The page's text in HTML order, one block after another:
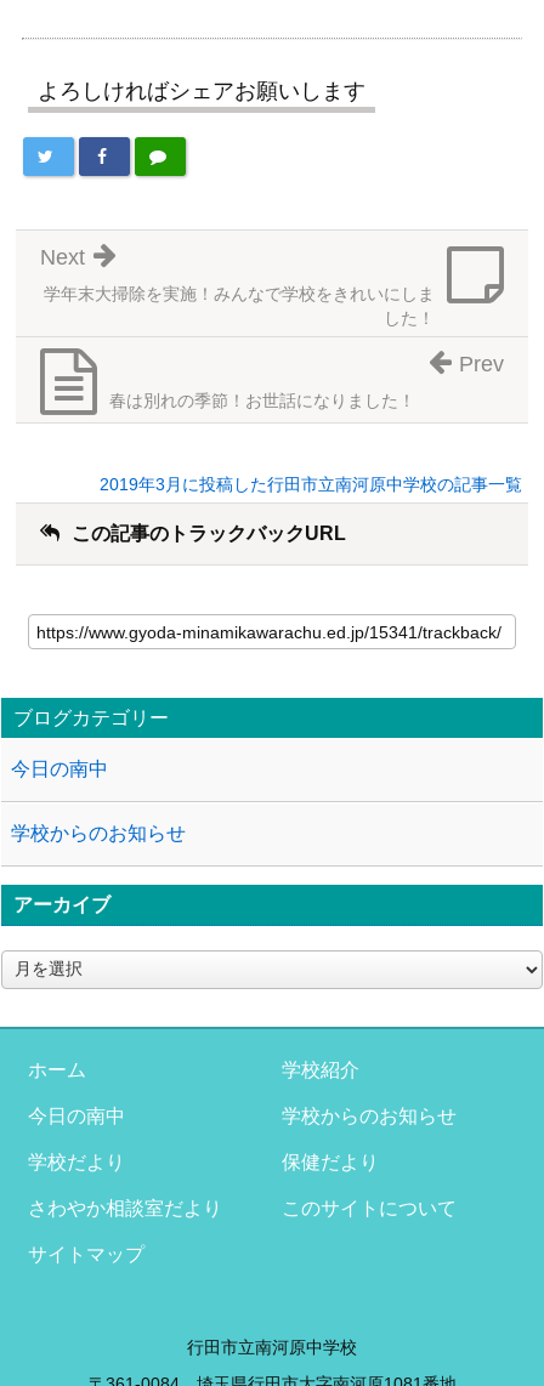
よろしければシェアお願いします
学年末大掃除を実施！みんなで学校をきれいにしま
した！
Next
春は別れの季節！お世話になりました！
Prev
2019年3月に投稿した行田市立南河原中学校の記事一覧
この記事のトラックバックURL
ブログカテゴリー
今日の南中
学校からのお知らせ
アーカイブ
ア
ー
イ
ホーム 学校紹介
今日の南中 学校からのお知らせ
学校だより 保健だより
さわやか相談室だより このサイトについて
サイトマップ
行田市立南河原中学校